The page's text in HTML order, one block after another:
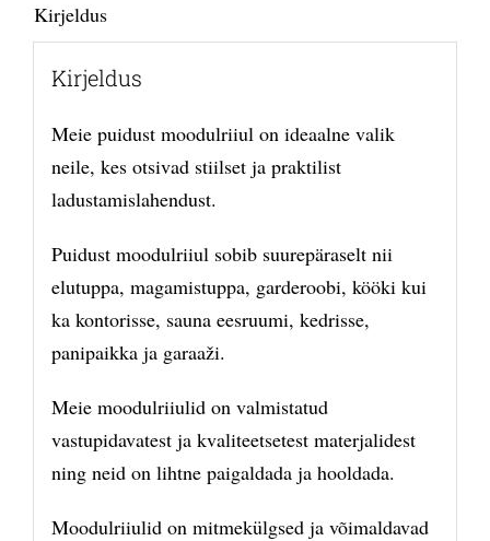
Kirjeldus
Kirjeldus
Meie puidust moodulriiul on ideaalne valik
neile, kes otsivad stiilset ja praktilist
ladustamislahendust.
Puidust moodulriiul sobib suurepäraselt nii
elutuppa, magamistuppa, garderoobi, kööki kui
ka kontorisse, sauna eesruumi, kedrisse,
panipaikka ja garaaži.
Meie moodulriiulid on valmistatud
vastupidavatest ja kvaliteetsetest materjalidest
ning neid on lihtne paigaldada ja hooldada.
Moodulriiulid on mitmekülgsed ja võimaldavad